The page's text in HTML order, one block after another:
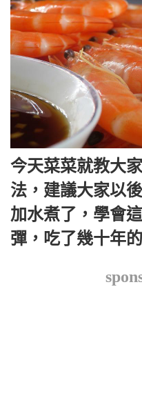
今天菜菜就教大
法，建議大家以
加水煮了，學會
彈，吃了幾十年